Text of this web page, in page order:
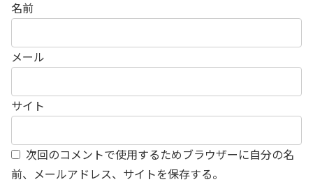
名前
メール
サイト
次回のコメントで使用するためブラウザーに自分の名
前、メールアドレス、サイトを保存する。